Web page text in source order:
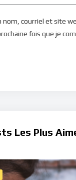
courriel et site
fois que je
Les Plus